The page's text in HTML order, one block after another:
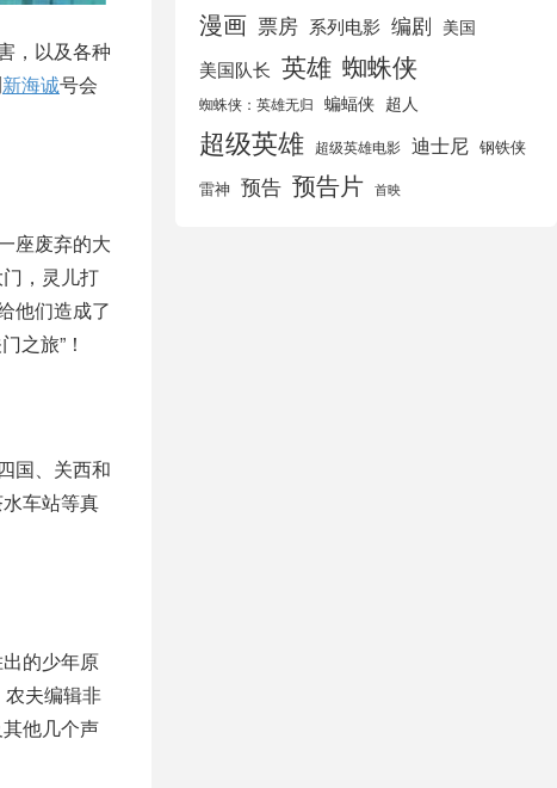
，以及各种
新海诚号会
座废弃的大
，灵儿打
他们造成了
之旅”！
国、关西和
车站等真
的少年原
夫编辑非
他几个声
漫画 票房 系列电影 编剧 美国
美国队长 英雄 蜘蛛侠
蜘蛛侠：英雄无归 蝙蝠侠 超人
超级英雄 超级英雄电影 迪士尼 钢铁侠
雷神 预告 预告片 首映